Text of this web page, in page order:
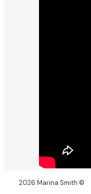
2026 Marina Smith ©